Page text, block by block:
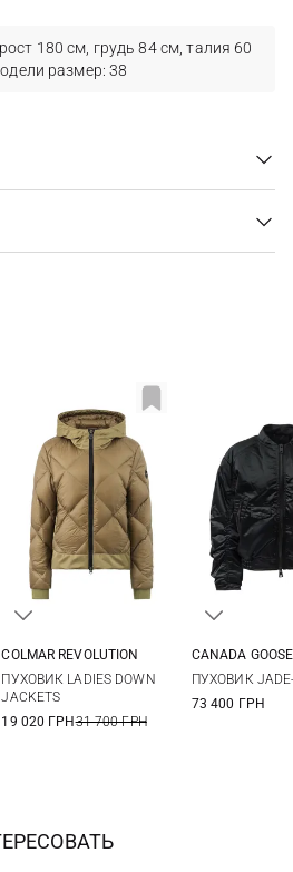
180 см, грудь 84 см, талия 60
размер: 38
COLMAR REVOLUTION
ПУХОВИК LADIES DOWN
JACKETS
19 020 ГРН31 700 ГРН
CANADA GOOSE
ПУХОВИК
73 400 ГРН